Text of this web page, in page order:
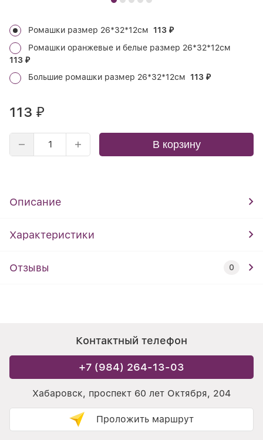
Ромашки размер 26*32*12см 113 ₽
Ромашки оранжевые и белые размер 26*32*12см
113 ₽
Большие ромашки размер 26*32*12см 113 ₽
113 ₽
В корзину
Описание
Характеристики
Отзывы 0
Контактный телефон
+7 (984) 264-13-03
Хабаровск, проспект 60 лет Октября, 204
Проложить маршрут